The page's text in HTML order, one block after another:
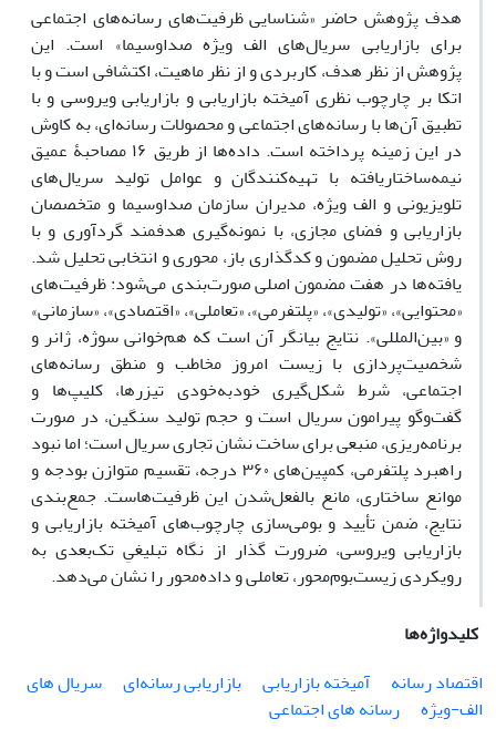
هدف پژوهش حاضر «شناسایی ظرفیت‌های رسانه‌های اجتماعی
برای بازاریابی سریال‌های الف ‌ویژه صداوسیما» است. این
پژوهش از نظر هدف، کاربردی و از نظر ماهیت، اکتشافی است و با
اتکا بر چارچوب نظری آمیخته بازاریابی و بازاریابی ویروسی و با
تطبیق آن‌ها با رسانه‌های اجتماعی و محصولات رسانه‌ای، به کاوش
در این زمینه پرداخته است. داده‌ها از طریق ۱۶ مصاحبۀ عمیق
نیمه‌ساختاریافته با تهیه‌کنندگان و عوامل تولید سریال‌های
تلویزیونی و الف ‌ویژه، مدیران سازمان صداوسیما و متخصصان
بازاریابی و فضای مجازی، با نمونه‌گیری هدفمند گردآوری و با
روش تحلیل مضمون و کدگذاری باز، محوری و انتخابی تحلیل شد.
یافته‌ها در هفت مضمون اصلی صورت‌بندی می‌شود: ظرفیت‌های
«محتوایی»، «تولیدی»، «پلتفرمی»، «تعاملی»، «اقتصادی»، «سازمانی»
و «بین‌المللی». نتایج بیانگر آن است که هم‌خوانی سوژه، ژانر و
شخصیت‌پردازی با زیست امروز مخاطب و منطق رسانه‌های
اجتماعی، شرط شکل‌گیری خودبه‌خودی تیزرها، کلیپ‌ها و
گفت‌وگو پیرامون سریال است و حجم تولید سنگین، در صورت
برنامه‌ریزی، منبعی برای ساخت نشان تجاری سریال است؛ اما نبود
راهبرد پلتفرمی، کمپین‌های ۳۶۰ درجه، تقسیم متوازن بودجه و
موانع ساختاری، مانع بالفعل‌شدن این ظرفیت‌هاست. جمع‌بندی
نتایج، ضمن تأیید و بومی‌سازی چارچوب‌های آمیخته بازاریابی و
بازاریابی ویروسی، ضرورت گذار از نگاه تبلیغیِ تک‌بعدی به
رویکردی زیست‌بوم‌محور، تعاملی و داده‌محور را نشان می‌دهد.
کلیدواژه‌ها
اقتصاد رسانه
آمیخته بازاریابی بازاریابی رسانه‌ای
سریال های
الف-ویژه
رسانه های اجتماعی